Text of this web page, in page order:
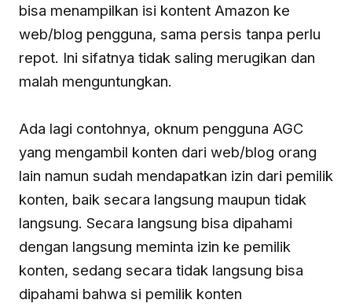
bisa menampilkan isi kontent Amazon ke
web/blog pengguna, sama persis tanpa perlu
repot. Ini sifatnya tidak saling merugikan dan
malah menguntungkan.
Ada lagi contohnya, oknum pengguna AGC
yang mengambil konten dari web/blog orang
lain namun sudah mendapatkan izin dari pemilik
konten, baik secara langsung maupun tidak
langsung. Secara langsung bisa dipahami
dengan langsung meminta izin ke pemilik
konten, sedang secara tidak langsung bisa
dipahami bahwa si pemilik konten